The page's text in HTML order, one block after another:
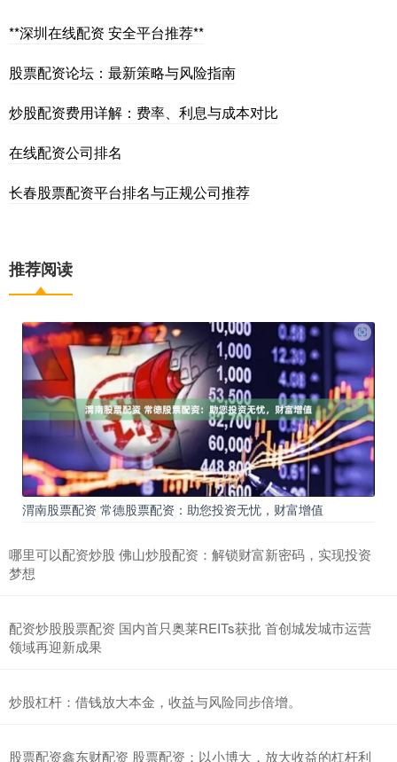
**深圳在线配资 安全平台推荐**
股票配资论坛：最新策略与风险指南
炒股配资费用详解：费率、利息与成本对比
在线配资公司排名
长春股票配资平台排名与正规公司推荐
推荐阅读
渭南股票配资 常德股票配资：助您投资无忧，财富增值
哪里可以配资炒股 佛山炒股配资：解锁财富新密码，实现投资
梦想
配资炒股股票配资 国内首只奥莱REITs获批 首创城发城市运营
领域再迎新成果
炒股杠杆：借钱放大本金，收益与风险同步倍增。
股票配资鑫东财配资 股票配资：以小博大，放大收益的杠杆利